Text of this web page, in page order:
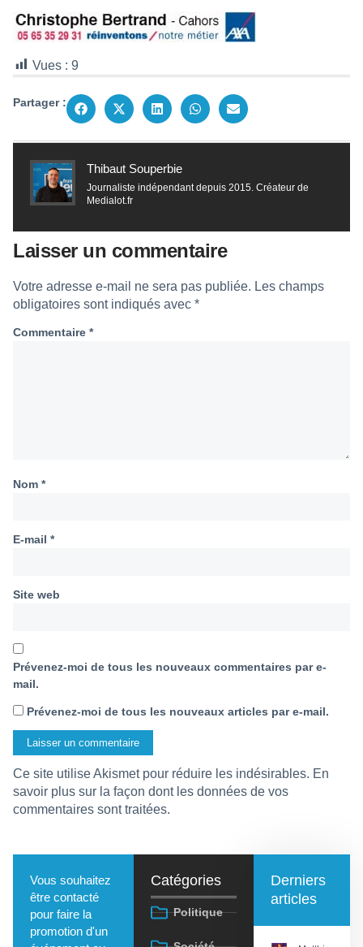
Vues : 9
Partager :
Thibaut Souperbie
Journaliste indépendant depuis 2015. Créateur de
Medialot.fr
Laisser un commentaire
Votre adresse e-mail ne sera pas publiée. Les champs
obligatoires sont indiqués avec *
Commentaire *
Nom *
E-mail *
Site web
Prévenez-moi de tous les nouveaux commentaires par e-
mail.
Prévenez-moi de tous les nouveaux articles par e-mail.
Ce site utilise Akismet pour réduire les indésirables. En
savoir plus sur la façon dont les données de vos
commentaires sont traitées.
Vous souhaitez
être contacté
pour faire la
promotion d'un
Catégories
Politique
Derniers
articles